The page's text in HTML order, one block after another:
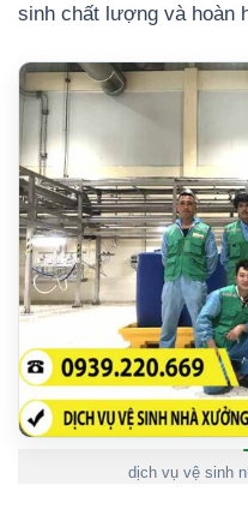
sinh chất lượng và hoàn
dịch vụ vệ sinh